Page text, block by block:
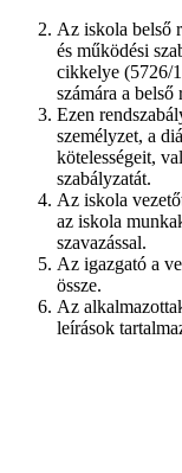
Az iskola belső
és működési
cikkelye (5726/
számára a belső
Ezen
személyzet, a
kötelességeit,
szabályzatát.
Az iskola
az iskola
szavazással.
Az igazgató a
össze.
Az
leírások